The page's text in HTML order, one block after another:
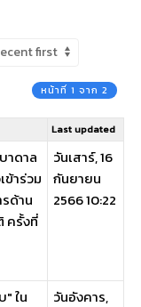
หน้าที่ 1 จาก 2
Last updated
าดาล
าร่วม
ด้าน
ครั้งที่
วันเสาร์, 16
กันยายน
2566 10:22
ใน
วันอังคาร,